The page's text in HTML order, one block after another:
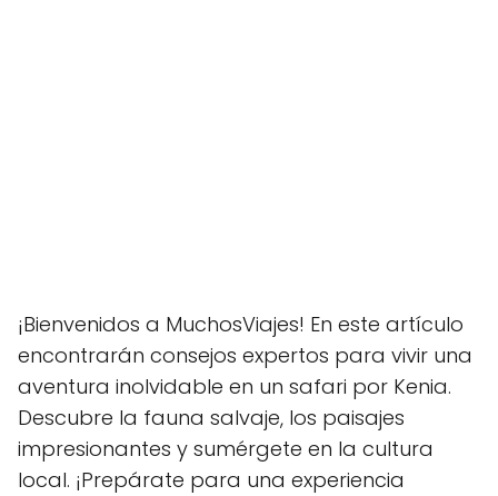
¡Bienvenidos a MuchosViajes! En este artículo
encontrarán consejos expertos para vivir una
aventura inolvidable en un safari por Kenia.
Descubre la fauna salvaje, los paisajes
impresionantes y sumérgete en la cultura
local. ¡Prepárate para una experiencia